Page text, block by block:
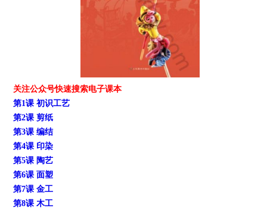
关注公众号快速搜索电子课本
第1课 初识工艺
第2课 剪纸
第3课 编结
第4课 印染
第5课 陶艺
第6课 面塑
第7课 金工
第8课 木工